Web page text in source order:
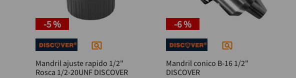
-5 %
Mandril ajuste rapido 1/2"
Rosca 1/2-20UNF DISCOVER
-6 %
Mandril conico B-16 1/2"
DISCOVER